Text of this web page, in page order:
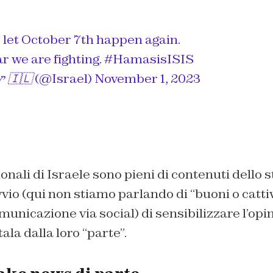
October 7th happen again.
we are fighting.#HamasisISIS
— Israel ישראל 🇮🇱 (@Israel) November 1, 2023
di Israele sono pieni di contenuti dello
(qui non stiamo parlando di “buoni o
via social) di sensibilizzare
dalla loro “parte”.